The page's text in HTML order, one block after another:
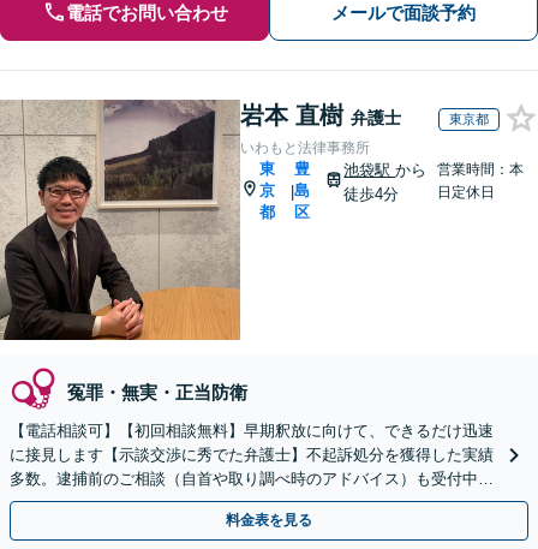
電話でお問い合わせ メールで面談予約
岩本 直樹 弁護士 東京都
いわもと法律事務所
東
京
都
|
豊
島
区
池袋駅から
徒歩4分
営業時間：本
日定休日
冤罪・無実・正当防衛
【電話相談可】【初回相談無料】早期釈放に向けて、できるだけ迅速
に接見します【示談交渉に秀でた弁護士】不起訴処分を獲得した実績
多数。逮捕前のご相談（自首や取り調べ時のアドバイス）も受付中！
【夜間・休日面談可】【完全個室】【池袋駅10分】
料金表を見る